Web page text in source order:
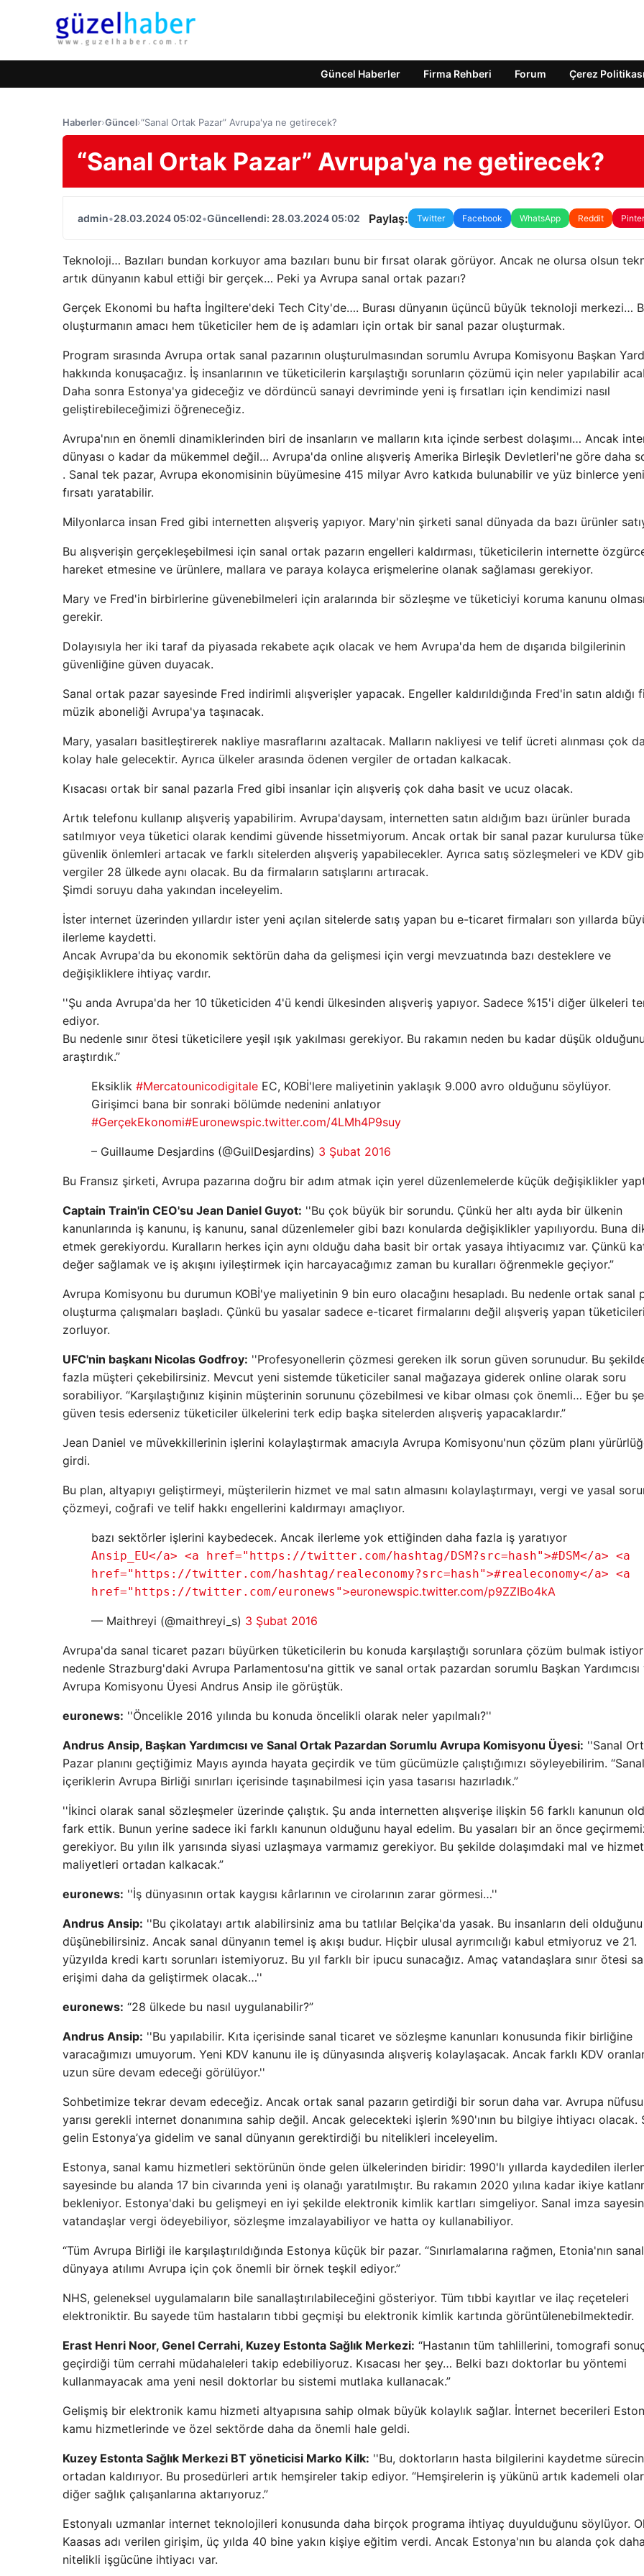
Güncel Haberler Firma Rehberi Forum Çerez Politikası
Haberler›Güncel›“Sanal Ortak Pazar” Avrupa'ya ne getirecek?
“Sanal Ortak Pazar” Avrupa'ya ne getirecek?
admin•28.03.2024 05:02•Güncellendi: 28.03.2024 05:02 Paylaş: Twitter Facebook WhatsApp Reddit
Teknoloji… Bazıları bundan korkuyor ama bazıları bunu bir fırsat olarak görüyor. Ancak ne olursa olsun
artık dünyanın kabul ettiği bir gerçek… Peki ya Avrupa sanal ortak pazarı?
Gerçek Ekonomi bu hafta İngiltere'deki Tech City'de…. Burası dünyanın üçüncü büyük teknoloji merkezi…
oluşturmanın amacı hem tüketiciler hem de iş adamları için ortak bir sanal pazar oluşturmak.
Program sırasında Avrupa ortak sanal pazarının oluşturulmasından sorumlu Avrupa Komisyonu Başkan
hakkında konuşacağız. İş insanlarının ve tüketicilerin karşılaştığı sorunların çözümü için neler yapılabilir
Daha sonra Estonya'ya gideceğiz ve dördüncü sanayi devriminde yeni iş fırsatları için kendimizi nasıl
geliştirebileceğimizi öğreneceğiz.
Avrupa'nın en önemli dinamiklerinden biri de insanların ve malların kıta içinde serbest dolaşımı… Ancak
dünyası o kadar da mükemmel değil… Avrupa'da online alışveriş Amerika Birleşik Devletleri'ne göre daha
. Sanal tek pazar, Avrupa ekonomisinin büyümesine 415 milyar Avro katkıda bulunabilir ve yüz binlerce
fırsatı yaratabilir.
Milyonlarca insan Fred gibi internetten alışveriş yapıyor. Mary'nin şirketi sanal dünyada da bazı ürünler
Bu alışverişin gerçekleşebilmesi için sanal ortak pazarın engelleri kaldırması, tüketicilerin internette
hareket etmesine ve ürünlere, mallara ve paraya kolayca erişmelerine olanak sağlaması gerekiyor.
Mary ve Fred'in birbirlerine güvenebilmeleri için aralarında bir sözleşme ve tüketiciyi koruma kanunu olması
gerekir.
Dolayısıyla her iki taraf da piyasada rekabete açık olacak ve hem Avrupa'da hem de dışarıda bilgilerinin
güvenliğine güven duyacak.
Sanal ortak pazar sayesinde Fred indirimli alışverişler yapacak. Engeller kaldırıldığında Fred'in satın aldığı
müzik aboneliği Avrupa'ya taşınacak.
Mary, yasaları basitleştirerek nakliye masraflarını azaltacak. Malların nakliyesi ve telif ücreti alınması çok
kolay hale gelecektir. Ayrıca ülkeler arasında ödenen vergiler de ortadan kalkacak.
Kısacası ortak bir sanal pazarla Fred gibi insanlar için alışveriş çok daha basit ve ucuz olacak.
Artık telefonu kullanıp alışveriş yapabilirim. Avrupa'daysam, internetten satın aldığım bazı ürünler burada
satılmıyor veya tüketici olarak kendimi güvende hissetmiyorum. Ancak ortak bir sanal pazar kurulursa
güvenlik önlemleri artacak ve farklı sitelerden alışveriş yapabilecekler. Ayrıca satış sözleşmeleri ve KDV
vergiler 28 ülkede aynı olacak. Bu da firmaların satışlarını artıracak.
Şimdi soruyu daha yakından inceleyelim.
İster internet üzerinden yıllardır ister yeni açılan sitelerde satış yapan bu e-ticaret firmaları son yıllarda
ilerleme kaydetti.
Ancak Avrupa'da bu ekonomik sektörün daha da gelişmesi için vergi mevzuatında bazı desteklere ve
değişikliklere ihtiyaç vardır.
''Şu anda Avrupa'da her 10 tüketiciden 4'ü kendi ülkesinden alışveriş yapıyor. Sadece %15'i diğer ülkeleri
ediyor.
Bu nedenle sınır ötesi tüketicilere yeşil ışık yakılması gerekiyor. Bu rakamın neden bu kadar düşük olduğunu
araştırdık.”
Eksiklik #Mercatounicodigitale EC, KOBİ'lere maliyetinin yaklaşık 9.000 avro olduğunu söylüyor.
Girişimci bana bir sonraki bölümde nedenini anlatıyor
#GerçekEkonomi#Euronewspic.twitter.com/4LMh4P9suy
– Guillaume Desjardins (@GuilDesjardins) 3 Şubat 2016
Bu Fransız şirketi, Avrupa pazarına doğru bir adım atmak için yerel düzenlemelerde küçük değişiklikler
Captain Train'in CEO'su Jean Daniel Guyot: ''Bu çok büyük bir sorundu. Çünkü her altı ayda bir ülkenin
kanunlarında iş kanunu, iş kanunu, sanal düzenlemeler gibi bazı konularda değişiklikler yapılıyordu. Buna
etmek gerekiyordu. Kuralların herkes için aynı olduğu daha basit bir ortak yasaya ihtiyacımız var. Çünkü
değer sağlamak ve iş akışını iyileştirmek için harcayacağımız zaman bu kuralları öğrenmekle geçiyor.”
Avrupa Komisyonu bu durumun KOBİ'ye maliyetinin 9 bin euro olacağını hesapladı. Bu nedenle ortak sanal
oluşturma çalışmaları başladı. Çünkü bu yasalar sadece e-ticaret firmalarını değil alışveriş yapan
zorluyor.
UFC'nin başkanı Nicolas Godfroy: ''Profesyonellerin çözmesi gereken ilk sorun güven sorunudur. Bu
fazla müşteri çekebilirsiniz. Mevcut yeni sistemde tüketiciler sanal mağazaya giderek online olarak soru
sorabiliyor. “Karşılaştığınız kişinin müşterinin sorununu çözebilmesi ve kibar olması çok önemli… Eğer bu
güven tesis ederseniz tüketiciler ülkelerini terk edip başka sitelerden alışveriş yapacaklardır.”
Jean Daniel ve müvekkillerinin işlerini kolaylaştırmak amacıyla Avrupa Komisyonu'nun çözüm planı
girdi.
Bu plan, altyapıyı geliştirmeyi, müşterilerin hizmet ve mal satın almasını kolaylaştırmayı, vergi ve yasal
çözmeyi, coğrafi ve telif hakkı engellerini kaldırmayı amaçlıyor.
bazı sektörler işlerini kaybedecek. Ancak ilerleme yok ettiğinden daha fazla iş yaratıyor
Ansip_EU</a> <a href="https://twitter.com/hashtag/DSM?src=hash">#DSM</a> <a
href="https://twitter.com/hashtag/realeconomy?src=hash">#realeconomy</a> <a
href="https://twitter.com/euronews">euronewspic.twitter.com/p9ZZIBo4kA
— Maithreyi (@maithreyi_s) 3 Şubat 2016
Avrupa'da sanal ticaret pazarı büyürken tüketicilerin bu konuda karşılaştığı sorunlara çözüm bulmak
nedenle Strazburg'daki Avrupa Parlamentosu'na gittik ve sanal ortak pazardan sorumlu Başkan Yardımcısı
Avrupa Komisyonu Üyesi Andrus Ansip ile görüştük.
euronews: ''Öncelikle 2016 yılında bu konuda öncelikli olarak neler yapılmalı?''
Andrus Ansip, Başkan Yardımcısı ve Sanal Ortak Pazardan Sorumlu Avrupa Komisyonu Üyesi: ''Sanal
Pazar planını geçtiğimiz Mayıs ayında hayata geçirdik ve tüm gücümüzle çalıştığımızı söyleyebilirim. “Sanal
içeriklerin Avrupa Birliği sınırları içerisinde taşınabilmesi için yasa tasarısı hazırladık.”
''İkinci olarak sanal sözleşmeler üzerinde çalıştık. Şu anda internetten alışverişe ilişkin 56 farklı kanunun
fark ettik. Bunun yerine sadece iki farklı kanunun olduğunu hayal edelim. Bu yasaları bir an önce
gerekiyor. Bu yılın ilk yarısında siyasi uzlaşmaya varmamız gerekiyor. Bu şekilde dolaşımdaki mal ve
maliyetleri ortadan kalkacak.”
euronews: ''İş dünyasının ortak kaygısı kârlarının ve cirolarının zarar görmesi…''
Andrus Ansip: ''Bu çikolatayı artık alabilirsiniz ama bu tatlılar Belçika'da yasak. Bu insanların deli olduğunu
düşünebilirsiniz. Ancak sanal dünyanın temel iş akışı budur. Hiçbir ulusal ayrımcılığı kabul etmiyoruz ve 21.
yüzyılda kredi kartı sorunları istemiyoruz. Bu yıl farklı bir ipucu sunacağız. Amaç vatandaşlara sınır ötesi
erişimi daha da geliştirmek olacak…''
euronews: “28 ülkede bu nasıl uygulanabilir?”
Andrus Ansip: ''Bu yapılabilir. Kıta içerisinde sanal ticaret ve sözleşme kanunları konusunda fikir birliğine
varacağımızı umuyorum. Yeni KDV kanunu ile iş dünyasında alışveriş kolaylaşacak. Ancak farklı KDV
uzun süre devam edeceği görülüyor.''
Sohbetimize tekrar devam edeceğiz. Ancak ortak sanal pazarın getirdiği bir sorun daha var. Avrupa
yarısı gerekli internet donanımına sahip değil. Ancak gelecekteki işlerin %90'ının bu bilgiye ihtiyacı olacak.
gelin Estonya’ya gidelim ve sanal dünyanın gerektirdiği bu nitelikleri inceleyelim.
Estonya, sanal kamu hizmetleri sektörünün önde gelen ülkelerinden biridir: 1990'lı yıllarda kaydedilen
sayesinde bu alanda 17 bin civarında yeni iş olanağı yaratılmıştır. Bu rakamın 2020 yılına kadar ikiye
bekleniyor. Estonya'daki bu gelişmeyi en iyi şekilde elektronik kimlik kartları simgeliyor. Sanal imza
vatandaşlar vergi ödeyebiliyor, sözleşme imzalayabiliyor ve hatta oy kullanabiliyor.
“Tüm Avrupa Birliği ile karşılaştırıldığında Estonya küçük bir pazar. “Sınırlamalarına rağmen, Etonia'nın sanal
dünyaya atılımı Avrupa için çok önemli bir örnek teşkil ediyor.”
NHS, geleneksel uygulamaların bile sanallaştırılabileceğini gösteriyor. Tüm tıbbi kayıtlar ve ilaç reçeteleri
elektroniktir. Bu sayede tüm hastaların tıbbi geçmişi bu elektronik kimlik kartında görüntülenebilmektedir.
Erast Henri Noor, Genel Cerrahi, Kuzey Estonta Sağlık Merkezi: “Hastanın tüm tahlillerini, tomografi
geçirdiği tüm cerrahi müdahaleleri takip edebiliyoruz. Kısacası her şey… Belki bazı doktorlar bu yöntemi
kullanmayacak ama yeni nesil doktorlar bu sistemi mutlaka kullanacak.”
Gelişmiş bir elektronik kamu hizmeti altyapısına sahip olmak büyük kolaylık sağlar. İnternet becerileri
kamu hizmetlerinde ve özel sektörde daha da önemli hale geldi.
Kuzey Estonta Sağlık Merkezi BT yöneticisi Marko Kilk: ''Bu, doktorların hasta bilgilerini kaydetme
ortadan kaldırıyor. Bu prosedürleri artık hemşireler takip ediyor. “Hemşirelerin iş yükünü artık kademeli
diğer sağlık çalışanlarına aktarıyoruz.”
Estonyalı uzmanlar internet teknolojileri konusunda daha birçok programa ihtiyaç duyulduğunu söylüyor.
Kaasas adı verilen girişim, üç yılda 40 bine yakın kişiye eğitim verdi. Ancak Estonya'nın bu alanda çok daha
nitelikli işgücüne ihtiyacı var.